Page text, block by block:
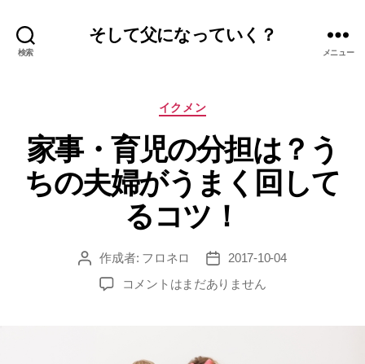
検索
そして父になっていく？
メニュー
カ
ゴ
リ
ー
イクメン
家事・育児の分担は？う
ちの夫婦がうまく回して
るコツ！
投
作成者: フロネロ
投
稿
日
2017-10-04
家
コメントはまだありません